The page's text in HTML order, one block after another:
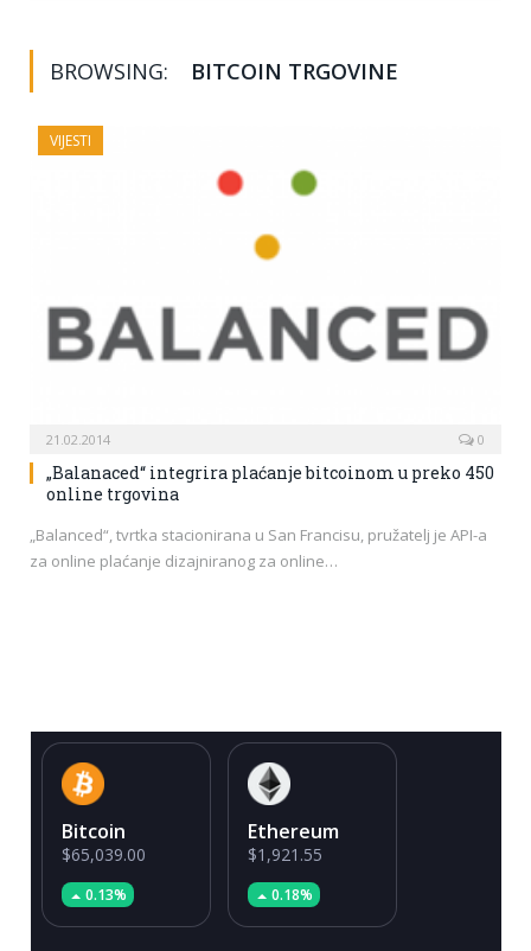
BROWSING: BITCOIN TRGOVINE
VIJESTI
21.02.2014 0
„Balanaced“ integrira plaćanje bitcoinom u preko 450
online trgovina
„Balanced“, tvrtka stacionirana u San Francisu, pružatelj je API-a
za online plaćanje dizajniranog za online…
Bitcoin
$65,039.00
0.13%
Ethereum
$1,921.55
0.18%